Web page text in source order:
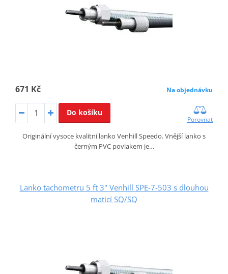
671 Kč Na objednávku
Do košíku
Porovnat
Originální vysoce kvalitní lanko Venhill Speedo. Vnější lanko s
černým PVC povlakem je…
Lanko tachometru 5 ft 3" Venhill SPE-7-503 s dlouhou
maticí SQ/SQ